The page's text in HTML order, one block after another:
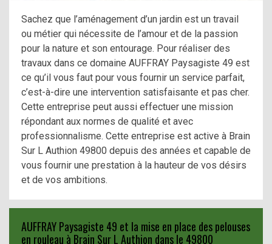
Sachez que l’aménagement d’un jardin est un travail
ou métier qui nécessite de l’amour et de la passion
pour la nature et son entourage. Pour réaliser des
travaux dans ce domaine AUFFRAY Paysagiste 49 est
ce qu’il vous faut pour vous fournir un service parfait,
c’est-à-dire une intervention satisfaisante et pas cher.
Cette entreprise peut aussi effectuer une mission
répondant aux normes de qualité et avec
professionnalisme. Cette entreprise est active à Brain
Sur L Authion 49800 depuis des années et capable de
vous fournir une prestation à la hauteur de vos désirs
et de vos ambitions.
AUFFRAY Paysagiste 49 et la mise en place des pelouses
en rouleau à Brain Sur L Authion dans le 49800